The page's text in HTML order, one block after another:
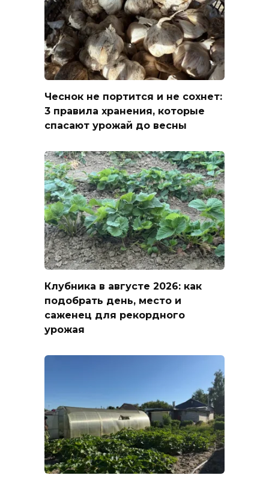
Чеснок не портится и не сохнет:
3 правила хранения, которые
спасают урожай до весны
Клубника в августе 2026: как
подобрать день, место и
саженец для рекордного
урожая